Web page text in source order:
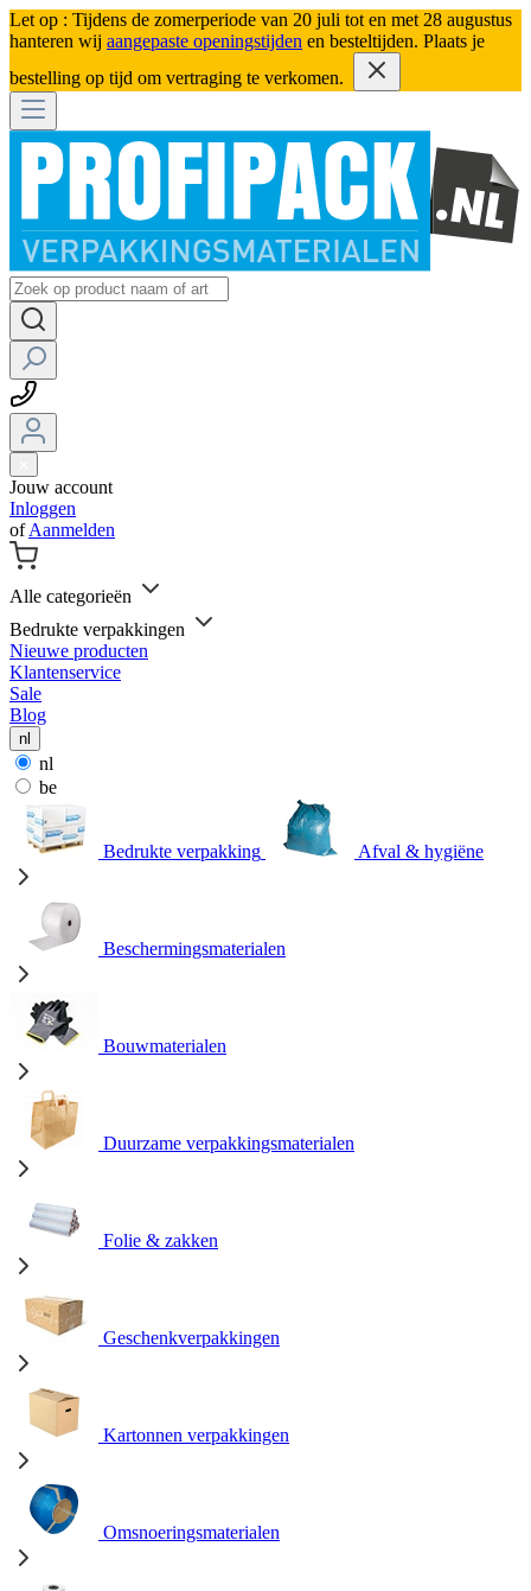
Let op : Tijdens de zomerperiode van 20 juli tot en met 28 augustus
hanteren wij aangepaste openingstijden en besteltijden. Plaats je
bestelling op tijd om vertraging te verkomen.
Jouw account
Inloggen
ofAanmelden
Alle categorieën
Bedrukte verpakkingen
Nieuwe producten
Klantenservice
Sale
Blog
nl
nl
be
Bedrukte verpakking Afval & hygiëne
Beschermingsmaterialen
Bouwmaterialen
Duurzame verpakkingsmaterialen
Folie & zakken
Geschenkverpakkingen
Kartonnen verpakkingen
Omsnoeringsmaterialen